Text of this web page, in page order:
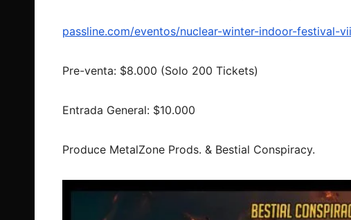
passline.com/eventos/nuclear-winter-indoor-festival-vii
Pre-venta: $8.000 (Solo 200 Tickets)
Entrada General: $10.000
Produce MetalZone Prods. & Bestial Conspiracy.